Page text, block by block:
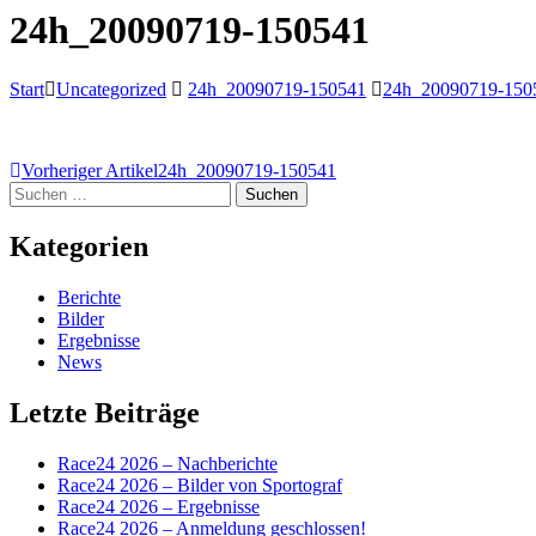
24h_20090719-150541
Start Uncategorized 24h_20090719-150541 24h_20090719-
Beitragsnavigation
Vorheriger Artikel24h_20090719-150541
Suchen
nach:
Kategorien
Berichte
Bilder
Ergebnisse
News
Letzte Beiträge
Race24 2026 – Nachberichte
Race24 2026 – Bilder von Sportograf
Race24 2026 – Ergebnisse
Race24 2026 – Anmeldung geschlossen!